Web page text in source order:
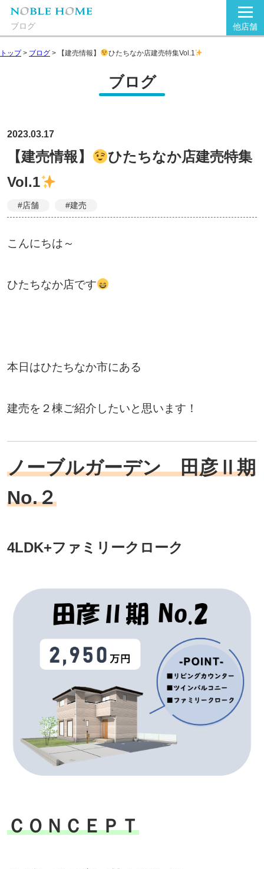
ブログ 他店舗
トップ> ブログ > 【建売情報】 ひたちなか店建売特集Vol.1
ブログ
2023.03.17
【建売情報】
ひたちなか店建売特集
Vol.1
#店舗 #建売
こんにちは～
ひたちなか店です
本日はひたちなか市にある
建売を２棟ご紹介したいと思います！
ノーブルガーデン 田彦Ⅱ期
No.２
4LDK+ファミリークローク
ＣＯＮＣＥＰＴ